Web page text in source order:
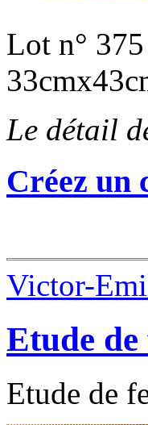
Lot n° 375
Le détail
Créez un
Victor-
Etude de
Etude de